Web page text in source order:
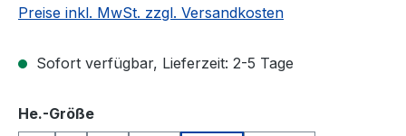
Preise inkl. MwSt. zzgl. Versandkosten
Sofort verfügbar, Lieferzeit: 2-5 Tage
He.-Größeauswählen